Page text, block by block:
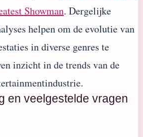
Showman. Dergelijke
helpen om de evolutie van
in diverse genres te
inzicht in de trends van de
en veelgestelde vragen